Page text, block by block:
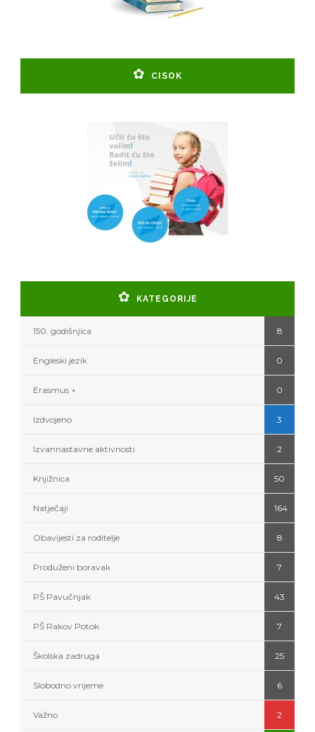
CISOK
KATEGORIJE
150. godišnjica 8
Engleski jezik 0
Erasmus + 0
Izdvojeno 3
Izvannastavne aktivnosti 2
Knjižnica 50
Natječaji 164
Obavijesti za roditelje 8
Produženi boravak 7
PŠ Pavučnjak 43
PŠ Rakov Potok 7
Školska zadruga 25
Slobodno vrijeme 6
Važno 2